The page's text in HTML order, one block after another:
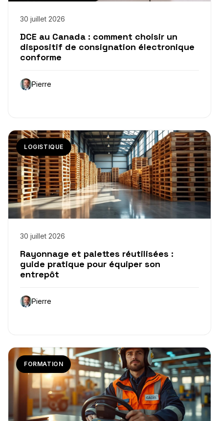
30 juillet 2026
DCE au Canada : comment choisir un
dispositif de consignation électronique
conforme
Pierre
LOGISTIQUE
30 juillet 2026
Rayonnage et palettes réutilisées :
guide pratique pour équiper son
entrepôt
Pierre
FORMATION